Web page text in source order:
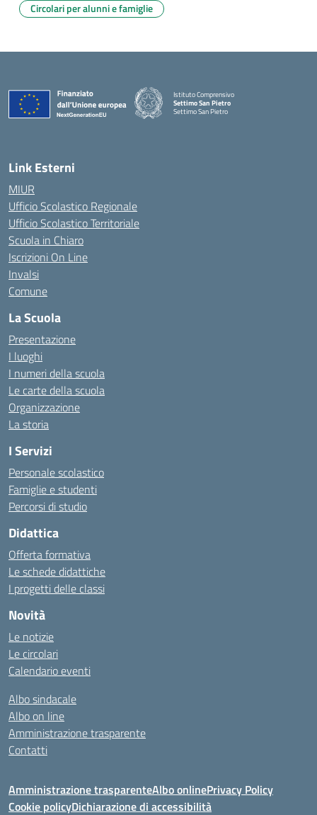
Circolari per alunni e famiglie
Istituto Comprensivo
Settimo San Pietro
Settimo San Pietro
Link Esterni
MIUR
Ufficio Scolastico Regionale
Ufficio Scolastico Territoriale
Scuola in Chiaro
Iscrizioni On Line
Invalsi
Comune
La Scuola
Presentazione
I luoghi
I numeri della scuola
Le carte della scuola
Organizzazione
La storia
I Servizi
Personale scolastico
Famiglie e studenti
Percorsi di studio
Didattica
Offerta formativa
Le schede didattiche
I progetti delle classi
Novità
Le notizie
Le circolari
Calendario eventi
Albo sindacale
Albo on line
Amministrazione trasparente
Contatti
Amministrazione trasparenteAlbo onlinePrivacy Policy
Cookie policyDichiarazione di accessibilità